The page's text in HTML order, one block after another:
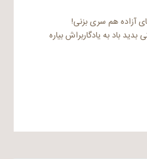
آزاده هم سری بزنی!
باد به یادگاربراش بیاره